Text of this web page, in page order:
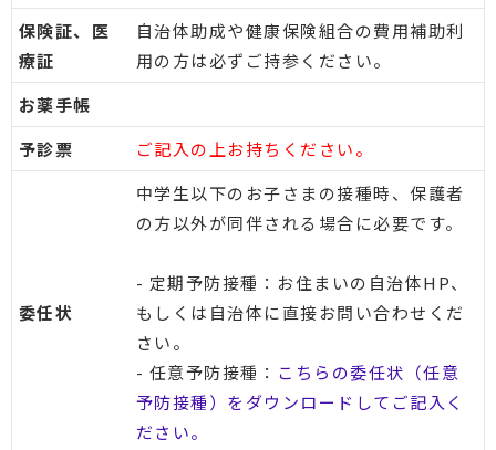
保険証、医
療証
自治体助成や健康保険組合の費用補助利
用の方は必ずご持参ください。
お薬手帳
予診票
ご記入の上お持ちください。
委任状
中学生以下のお子さまの接種時、保護者
の方以外が同伴される場合に必要です。
- 定期予防接種：お住まいの自治体HP、
もしくは自治体に直接お問い合わせくだ
さい。
- 任意予防接種： こちらの委任状（任意
予防接種）をダウンロードしてご記入く
ださい。